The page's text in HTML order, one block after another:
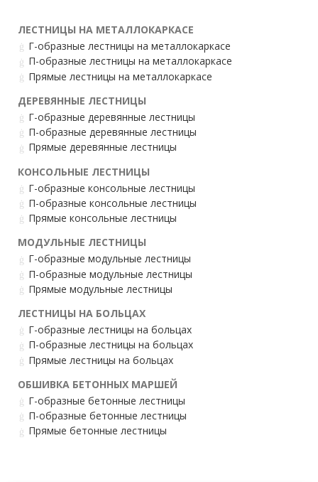
ЛЕСТНИЦЫ НА МЕТАЛЛОКАРКАСЕ
Г-образные лестницы на металлокаркасе
П-образные лестницы на металлокаркасе
Прямые лестницы на металлокаркасе
ДЕРЕВЯННЫЕ ЛЕСТНИЦЫ
Г-образные деревянные лестницы
П-образные деревянные лестницы
Прямые деревянные лестницы
КОНСОЛЬНЫЕ ЛЕСТНИЦЫ
Г-образные консольные лестницы
П-образные консольные лестницы
Прямые консольные лестницы
МОДУЛЬНЫЕ ЛЕСТНИЦЫ
Г-образные модульные лестницы
П-образные модульные лестницы
Прямые модульные лестницы
ЛЕСТНИЦЫ НА БОЛЬЦАХ
Г-образные лестницы на больцах
П-образные лестницы на больцах
Прямые лестницы на больцах
ОБШИВКА БЕТОННЫХ МАРШЕЙ
Г-образные бетонные лестницы
П-образные бетонные лестницы
Прямые бетонные лестницы